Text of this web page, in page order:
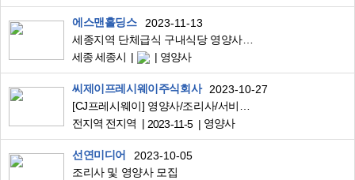
에스맨홀딩스
2023-11-13
세종지역 단체급식 구내식당 영양사 모집
세종 세종시
영양사
씨제이프레시웨이주식회사
2023-10-27
[CJ프레시웨이] 영양사/조리사/서비스 경력 모집(~11/5)
전지역 전지역
2023-11-5 영양사
선연미디어
2023-10-05
조리사 및 영양사 모집